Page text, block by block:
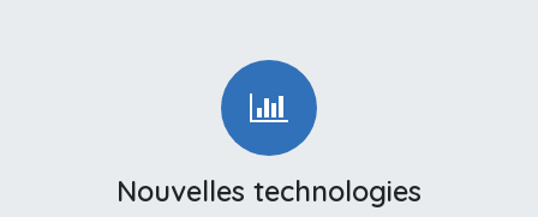
Nouvelles technologies